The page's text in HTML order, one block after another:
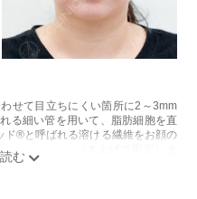
せて目立ちにくい箇所に2～3mm
る細い管を用いて、脂肪細胞を直
ド®と呼ばれる溶ける繊維をお顔の
を内側から引き上げて固定しま